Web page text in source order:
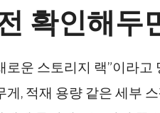
확인해두
로운 스토리지 랙"이라고
게, 적재 용량 같은 세부